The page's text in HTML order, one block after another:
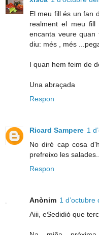
El meu fill és un fan
realment el meu
encanta veure
diu: més , més
I quan hem feim de
Una abraçada
Respon
Ricard Sampere 1
No diré cap cosa
prefreixo les
Respon
Anònim 1
Aiii, eSedidió que